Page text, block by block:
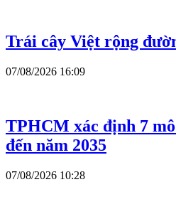
Trái cây Việt rộng
07/08/2026 16:09
TPHCM xác định 7
đến năm 2035
07/08/2026 10:28